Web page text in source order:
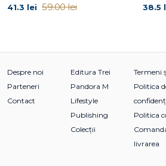
41.3 lei 59.00 lei 38.5
Despre noi
Parteneri
Contact
Editura Trei
Pandora M
Lifestyle
Publishing
Colecții
Termeni
Politica
Politica
livrarea